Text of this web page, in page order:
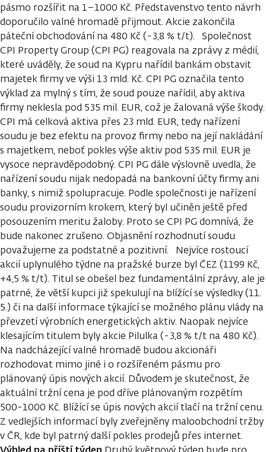
pásmo rozšířit na 1–1000 Kč. Představenstvo tento návrh
doporučilo valné hromadě přijmout. Akcie zakončila
páteční obchodování na 480 Kč (-3,8 % t/t). Společnost
CPI Property Group (CPI PG) reagovala na zprávy z médií,
které uváděly, že soud na Kypru nařídil bankám obstavit
majetek firmy ve výši 13 mld. Kč. CPI PG označila tento
výklad za mylný s tím, že soud pouze nařídil, aby aktiva
firmy neklesla pod 535 mil. EUR, což je žalovaná výše škody.
CPI má celková aktiva přes 23 mld. EUR, tedy nařízení
soudu je bez efektu na provoz firmy nebo na její nakládání
s majetkem, neboť pokles výše aktiv pod 535 mil. EUR je
vysoce nepravděpodobný. CPI PG dále výslovně uvedla, že
nařízení soudu nijak nedopadá na bankovní účty firmy ani
banky, s nimiž spolupracuje. Podle společnosti je nařízení
soudu provizorním krokem, který byl učiněn ještě před
posouzením meritu žaloby. Proto se CPI PG domnívá, že
bude nakonec zrušeno. Objasnění rozhodnutí soudu
považujeme za podstatné a pozitivní. Nejvíce rostoucí
akcií uplynulého týdne na pražské burze byl ČEZ (1199 Kč,
+4,5 % t/t). Titul se obešel bez fundamentální zprávy, ale je
patrné, že větší kupci již spekulují na blížící se výsledky (11.
5.) či na další informace týkající se možného plánu vlády na
převzetí výrobních energetických aktiv. Naopak nejvíce
klesajícím titulem byly akcie Pilulka (-3,8 % t/t na 480 Kč).
Na nadcházející valné hromadě budou akcionáři
rozhodovat mimo jiné i o rozšířeném pásmu pro
plánovaný úpis nových akcií. Důvodem je skutečnost, že
aktuální tržní cena je pod dříve plánovaným rozpětím
500-1000 Kč. Blížící se úpis nových akcií tlačí na tržní cenu.
Z vedlejších informací byly zveřejněny maloobchodní tržby
v ČR, kde byl patrný další pokles prodejů přes internet.